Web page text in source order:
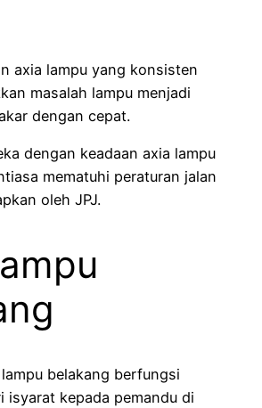
axia lampu yang konsisten
masalah lampu menjadi
dengan cepat.
dengan keadaan axia lampu
mematuhi peraturan jalan
oleh JPJ.
belakang berfungsi
isyarat kepada pemandu di